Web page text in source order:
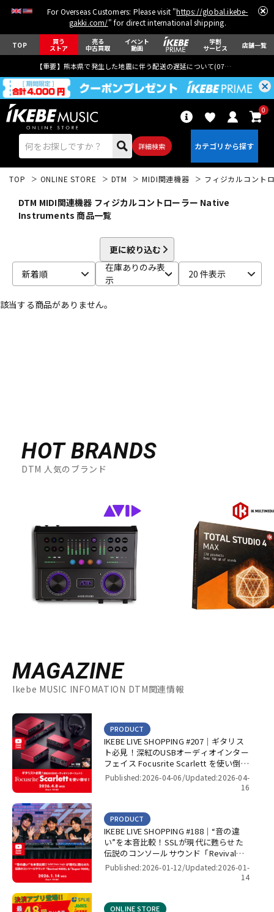
For Overseas Customers: Please visit "https://global.ikebe-
gakki.com/" for direct international shipping.
TOP 買う
ストア
売る
中古買取
イベント
動画
学割
サービス 店舗一覧
【重要】熊本県で発生した地震に伴う配送の遅延について(07月29日
詳細検索
0
アンプ
DTM オンライン納品 レコーディング機器
配信/ライブ機器 楽器アクセサリ
TOP ONLINE STORE DTM MIDI関連機器 フィジカルコント
DTM MIDI関連機器 フィジカルコントローラー Native
Instruments 商品一覧
更に絞り込む
新着順
在庫ありのみ表
示
20 件表示
該当する商品がありません。
HOT BRANDS
DTM 人気のブランド
MAGAZINE
Ikebe MUSIC INFOMATION DTM関連情報
IKEBE LIVE SHOPPING #207｜ギタリス
ト必見！深紅のUSBオーディオインター
フェイス Focusrite Scarlett を使い倒
せ！【presented by パワーレック】
PRODUCT
Published:2026-04-06/Updated:2026-04-
16
IKEBE LIVE SHOPPING #188｜“音の違
い”を本音比較！SSLが現代に甦らせた
伝説のコンソールサウンド「Revival
4000」＆「Super 9000」【presented
PRODUCT
Published:2026-01-12/Updated:2026-01-
14
ONLINE STORE